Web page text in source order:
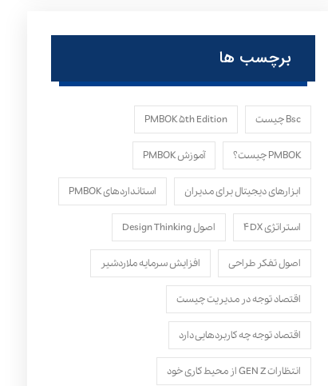
برچسب ها
Bsc چیست PMBOK ۵th Edition
PMBOK چیست؟ آموزش PMBOK
ابزارهای دیجیتال برای مدیران استانداردهای PMBOK
استراتژی ۴DX اصول Design Thinking
اصول تفکر طراحی افزایش سرمایه ملاردشیر
اقتصاد توجه در مدیریت چیست
اقتصاد توجه چه کاربردهایی دارد
انتظارات GEN Z از محیط کاری خود